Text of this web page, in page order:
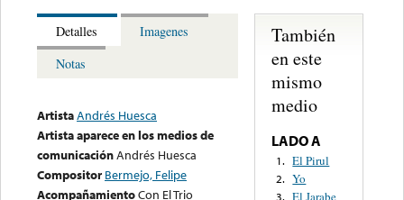
Detalles
Imagenes
Notas
ArtistaAndrés Huesca
Artista aparece en los medios de
comunicaciónAndrés Huesca
Compositor Bermejo, Felipe
AcompañamientoCon El Trio
También
en este
mismo
medio
LADO A
1. El Pirul
2. Yo
3. El Jarabe